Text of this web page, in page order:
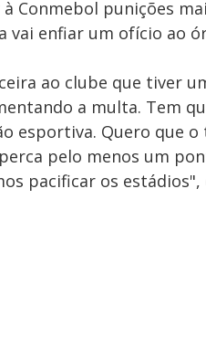
Conmebol punições
enfiar um ofício ao
ao clube que tiver
a multa. Tem
esportiva. Quero que
pelo menos um
pacificar os estádios",